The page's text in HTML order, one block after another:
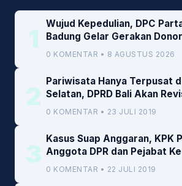
1
Wujud Kepedulian, DPC
Badung Gelar Gerakan
0 KOMENTAR • 8 AGUSTUS 2026
2
Pariwisata Hanya Terpusat
Selatan, DPRD Bali Akan
0 KOMENTAR • 23 JULI 2019
3
Kasus Suap Anggaran, KPK
Anggota DPR dan Pejabat
Kemenkeu
0 KOMENTAR • 22 JULI 2019